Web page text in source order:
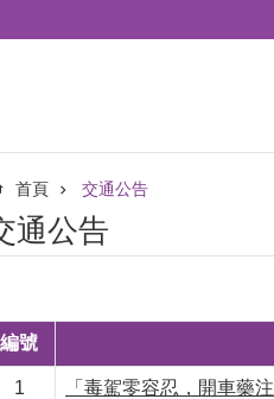
首頁 交通公告
通公告
編號
1 「毒駕零容忍，開車藥注